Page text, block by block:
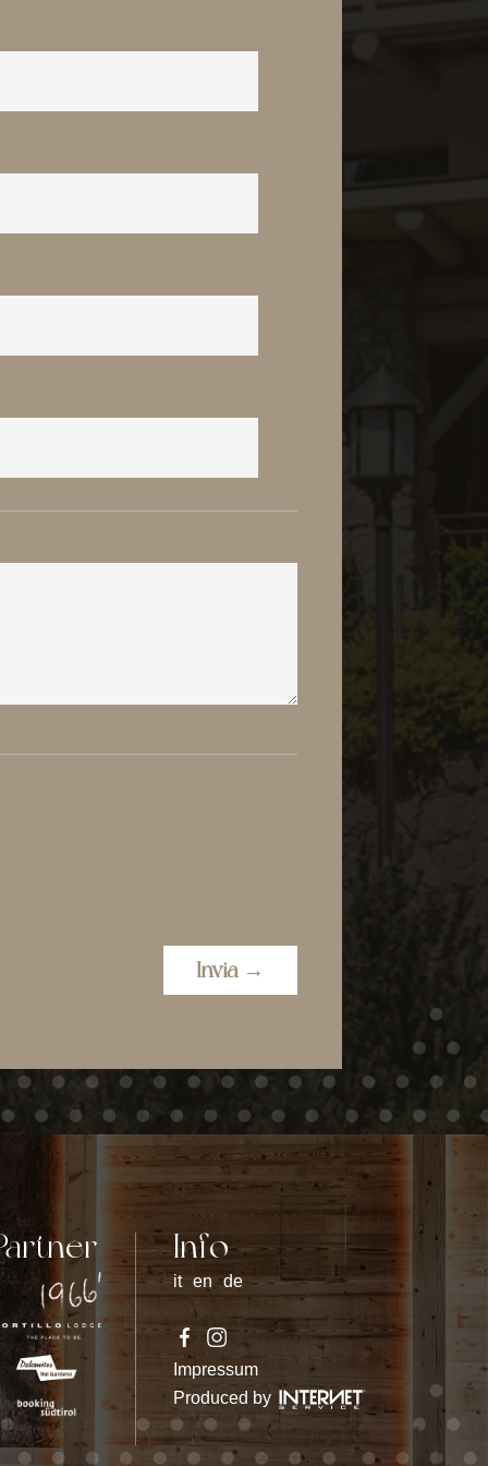
FACEBOOK INSTAGRAM
Info
it en de
Impressum
Produced by